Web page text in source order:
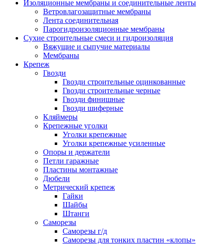
Изоляционные мембраны и соединительные ленты
Ветровлагозащитные мембраны
Лента соединительная
Парогидроизоляционные мембраны
Сухие строительные смеси и гидроизоляция
Вяжущие и сыпучие материалы
Мембраны
Крепеж
Гвозди
Гвозди строительные оцинкованные
Гвозди строительные черные
Гвозди финишные
Гвозди шиферные
Кляймеры
Крепежные уголки
Уголки крепежные
Уголки крепежные усиленные
Опоры и держатели
Петли гаражные
Пластины монтажные
Дюбели
Метрический крепеж
Гайки
Шайбы
Штанги
Саморезы
Саморезы г/д
Саморезы для тонких пластин «клопы»